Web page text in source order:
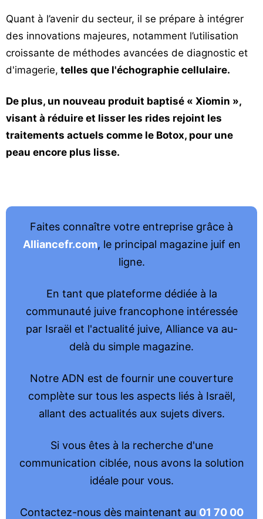
Quant à l’avenir du secteur, il se prépare à intégrer
des innovations majeures, notamment l’utilisation
croissante de méthodes avancées de diagnostic et
d'imagerie, telles que l'échographie cellulaire.
De plus, un nouveau produit baptisé « Xiomin »,
visant à réduire et lisser les rides rejoint les
traitements actuels comme le Botox, pour une
peau encore plus lisse.
Faites connaître votre entreprise grâce à
Alliancefr.com, le principal magazine juif en
ligne.
En tant que plateforme dédiée à la
communauté juive francophone intéressée
par Israël et l'actualité juive, Alliance va au-
delà du simple magazine.
Notre ADN est de fournir une couverture
complète sur tous les aspects liés à Israël,
allant des actualités aux sujets divers.
Si vous êtes à la recherche d'une
communication ciblée, nous avons la solution
idéale pour vous.
Contactez-nous dès maintenant au 01 70 00